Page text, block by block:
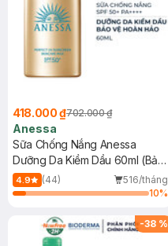
418.000 ₫702.000 ₫
Anessa
Sữa Chống Nắng Anessa
Dưỡng Da Kiềm Dầu 60ml (Bản
Mới)
4.9 (44)
516/tháng
10%
-38 %